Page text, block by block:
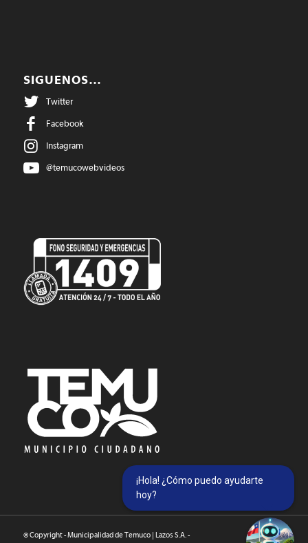
SIGUENOS…
Twitter
Facebook
Instagram
@temucowebvideos
© Copyright - Municipalidad de Temuco | Lazos S.A. -
¡Hola! ¿Cómo puedo ayudarte
hoy?